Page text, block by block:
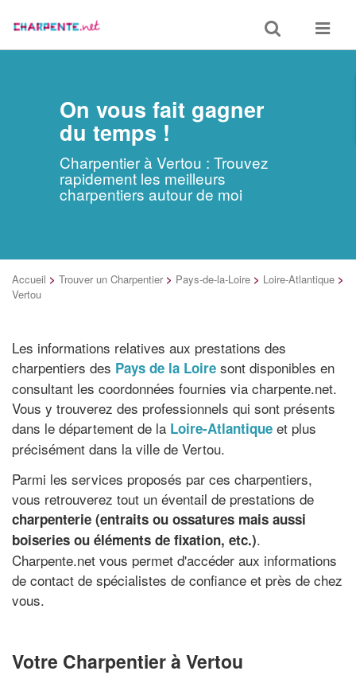
Toggle
search
Toggle
On vous fait gagner
du temps !
Charpentier à Vertou : Trouvez
rapidement les meilleurs
charpentiers autour de moi
Accueil > Trouver un Charpentier > Pays-de-la-Loire > Loire-Atlantique >
Vertou
Les informations relatives aux prestations des
charpentiers des Pays de la Loire sont disponibles en
consultant les coordonnées fournies via charpente.net.
Vous y trouverez des professionnels qui sont présents
dans le département de la Loire-Atlantique et plus
précisément dans la ville de Vertou.
Parmi les services proposés par ces charpentiers,
vous retrouverez tout un éventail de prestations de
charpenterie (entraits ou ossatures mais aussi
boiseries ou éléments de fixation, etc.).
Charpente.net vous permet d'accéder aux informations
de contact de spécialistes de confiance et près de chez
vous.
Votre Charpentier à Vertou